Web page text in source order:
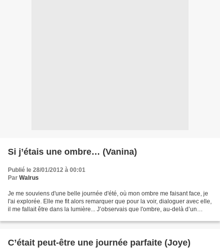
Si j’étais une ombre… (Vanina)
Publié le 28/01/2012 à 00:01
Par Walrus
Je me souviens d'une belle journée d'été, où mon ombre me faisant face, je
l'ai explorée. Elle me fit alors remarquer que pour la voir, dialoguer avec elle,
il me fallait être dans la lumière... J’observais que l'ombre, au-delà d’un
C’était peut-être une journée parfaite (Joye)